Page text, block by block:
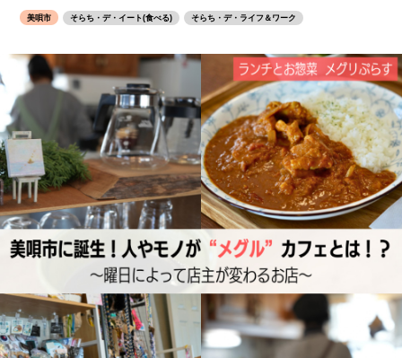
美唄市 そらち・デ・イート(食べる) そらち・デ・ライフ＆ワーク